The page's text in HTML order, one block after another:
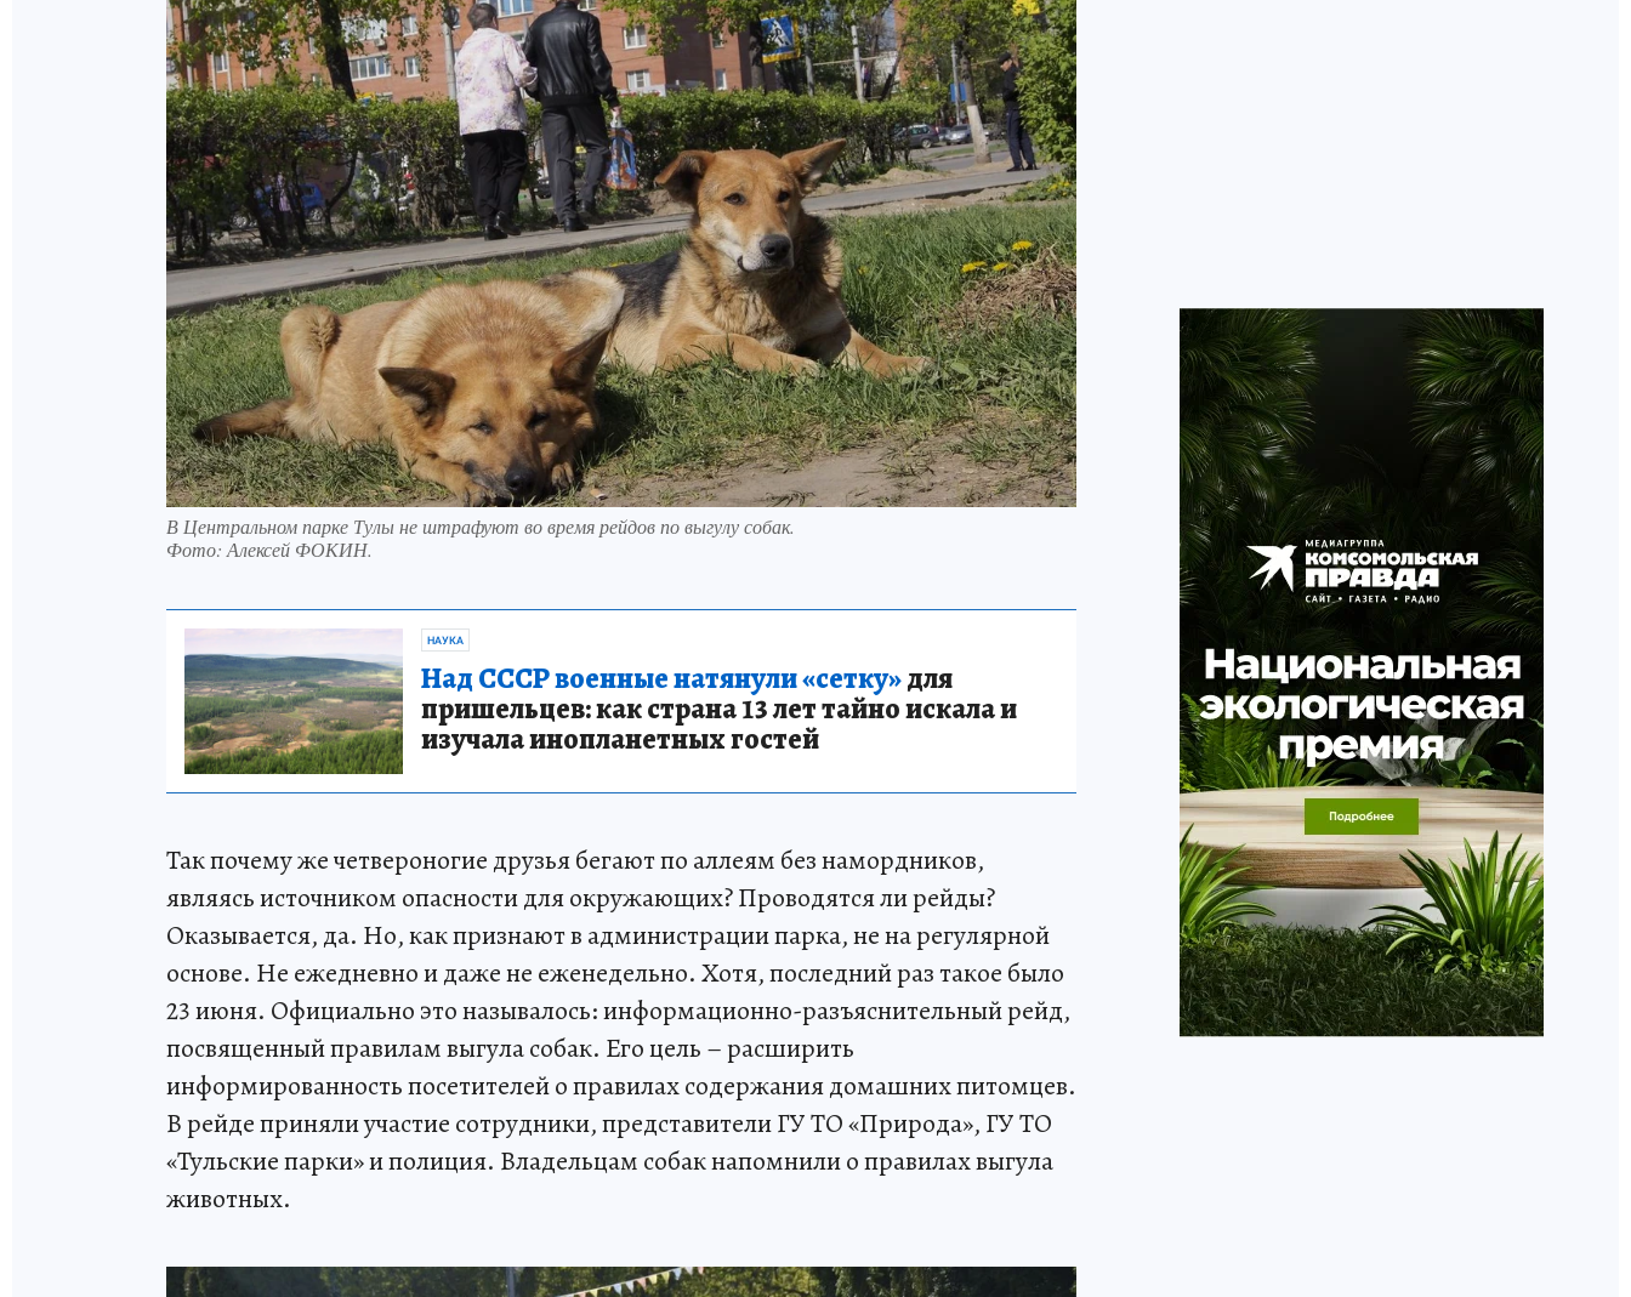
В Центральном парке Тулы не штрафуют во время рейдов по выгулу собак.
Фото: Алексей ФОКИН.
НАУКА
Над СССР военные натянули «сетку»для
пришельцев: как страна 13 лет тайно искала и
изучала инопланетных гостей
Так почему же четвероногие друзья бегают по аллеям без намордников,
являясь источником опасности для окружающих? Проводятся ли рейды?
Оказывается, да. Но, как признают в администрации парка, не на регулярной
основе. Не ежедневно и даже не еженедельно. Хотя, последний раз такое было
23 июня. Официально это называлось: информационно-разъяснительный рейд,
посвященный правилам выгула собак. Его цель – расширить
информированность посетителей о правилах содержания домашних питомцев.
В рейде приняли участие сотрудники, представители ГУ ТО «Природа», ГУ ТО
«Тульские парки» и полиция. Владельцам собак напомнили о правилах выгула
животных.